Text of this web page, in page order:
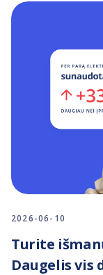
2026-06-10
Turite
Daugelis vis